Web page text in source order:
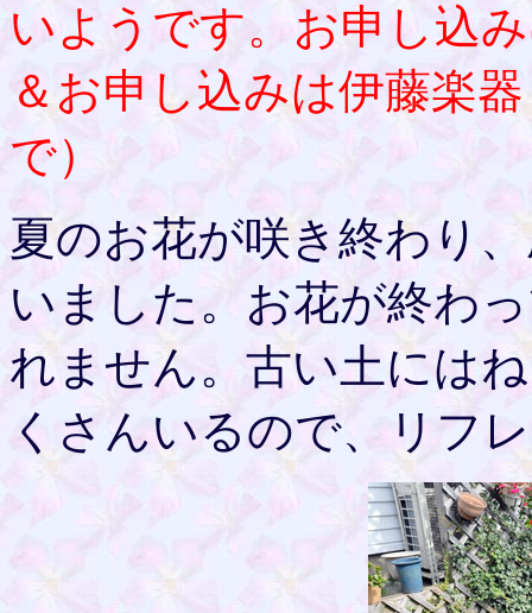
いようです。お申し込
＆お申し込みは伊藤楽
で）
夏のお花が咲き終わり
いました。お花が終わ
れません。古い土には
くさんいるので、リフ